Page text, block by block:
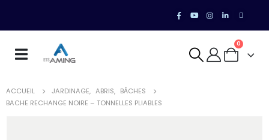
0
ACCUEIL JARDINAGE, ABRIS, BÂCHES
BACHE RECHANGE NOIRE – TONNELLES PLIABLES